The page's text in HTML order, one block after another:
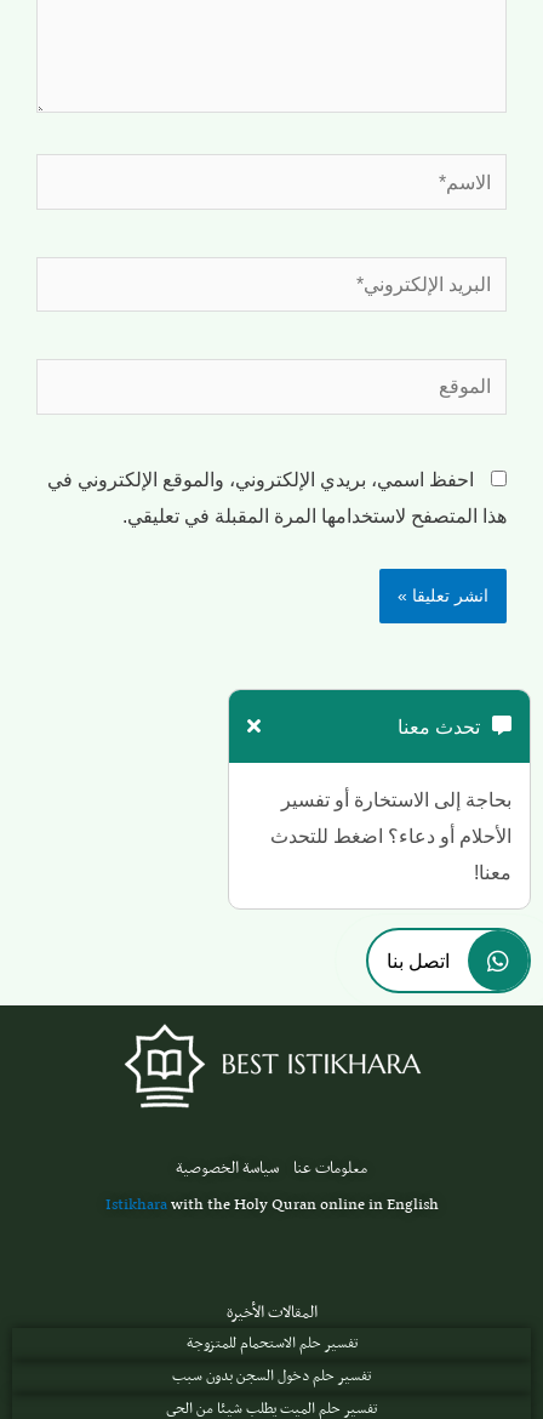
احفظ اسمي، بريدي الإلكتروني، والموقع الإلكتروني في
هذا المتصفح لاستخدامها المرة المقبلة في تعليقي.
تحدث معنا
بحاجة إلى الاستخارة أو تفسير
الأحلام أو دعاء؟ اضغط للتحدث
معنا!
اتصل بنا
معلومات عنا سياسة الخصوصية
Istikharawith the Holy Quran online in English
المقالات الأخيرة
تفسير حلم الاستحمام للمتزوجة
تفسير حلم دخول السجن بدون سبب
تفسير حلم الميت يطلب شيئا من الحي